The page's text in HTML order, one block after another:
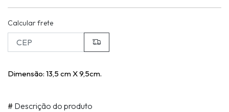
Calcular frete
Dimensão: 13,5 cm X 9,5cm.
# Descrição do produto